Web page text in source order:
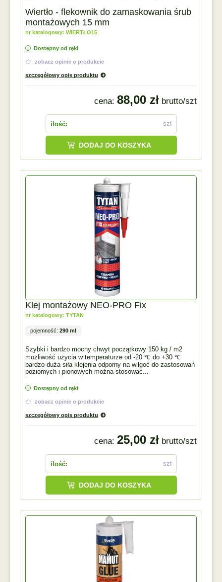
Wiertło - flekownik do zamaskowania śrub
montażowych 15 mm
nr katalogowy: WIERTŁO15
Dostępny od ręki
zobacz opinie o produkcie
szczegółowy opis produktu
cena: 88,00 zł brutto/szt
ilość: szt
DODAJ DO KOSZYKA
Klej montażowy NEO-PRO Fix
nr katalogowy: TYTAN
pojemność: 290 ml
Szybki i bardzo mocny chwyt początkowy 150 kg / m2
możliwość użycia w temperaturze od -20 ℃ do +30 ℃
bardzo duża siła klejenia odporny na wilgoć do zastosowań
poziomych i pionowych można stosować...
Dostępny od ręki
zobacz opinie o produkcie
szczegółowy opis produktu
cena: 25,00 zł brutto/szt
ilość: szt
DODAJ DO KOSZYKA